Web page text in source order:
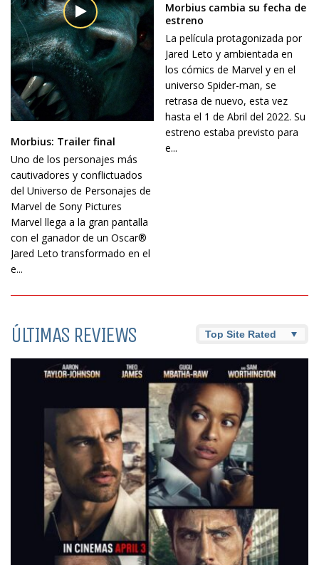
Morbius: Trailer final
Uno de los personajes más
cautivadores y conflictuados
del Universo de Personajes de
Marvel de Sony Pictures
Marvel llega a la gran pantalla
con el ganador de un Oscar®
Jared Leto transformado en el
e...
Morbius cambia su fecha de
estreno
La película protagonizada por
Jared Leto y ambientada en
los cómics de Marvel y en el
universo Spider-man, se
retrasa de nuevo, esta vez
hasta el 1 de Abril del 2022. Su
estreno estaba previsto para
e...
ÚLTIMAS REVIEWS